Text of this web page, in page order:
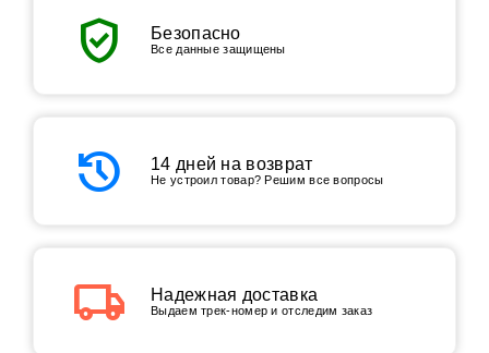
verified_user Безопасно
Все данные защищены
history 14 дней на возврат
Не устроил товар? Решим все вопросы
local_shipping Надежная доставка
Выдаем трек-номер и отследим заказ